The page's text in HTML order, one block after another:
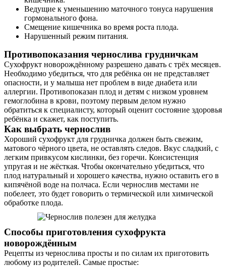
Ведущие к уменьшению маточного тонуса нарушения
гормонального фона.
Смещение кишечника во время роста плода.
Нарушенный режим питания.
Противопоказания чернослива грудничкам
Сухофрукт новорождённому разрешено давать с трёх месяцев.
Необходимо убедиться, что для ребёнка он не представляет
опасности, и у малыша нет проблем в виде диабета или
аллергии. Противопоказан плод и детям с низком уровнем
гемоглобина в крови, поэтому первым делом нужно
обратиться к специалисту, который оценит состояние здоровья
ребёнка и скажет, как поступить.
Как выбрать чернослив
Хороший сухофрукт для грудничка должен быть свежим,
матового чёрного цвета, не оставлять следов. Вкус сладкий, с
легким привкусом кислинки, без горечи. Консистенция
упругая и не жёсткая. Чтобы окончательно убедиться, что
плод натуральный и хорошего качества, нужно оставить его в
кипячёной воде на полчаса. Если чернослив местами не
побелеет, это будет говорить о термической или химической
обработке плода.
Способы приготовления сухофрукта
новорождённым
Рецепты из чернослива просты и по силам их приготовить
любому из родителей. Самые простые: